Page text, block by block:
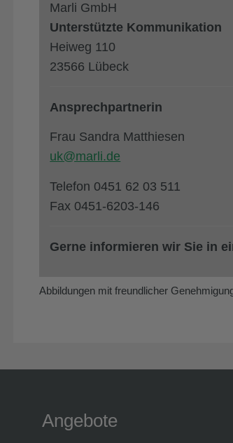
Marli GmbH
Unterstützte Kommunikation
Heiweg 110
23566 Lübeck
Ansprechpartnerin
Frau Sandra Matthiesen
uk@marli.de
Telefon 0451 62 03 511
Fax 0451-6203-146
Gerne informieren wir Sie in
Abbildungen mit freundlicher
Angebote